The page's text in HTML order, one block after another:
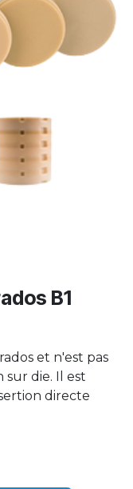
B1
et n'est pas
die. Il est
directe